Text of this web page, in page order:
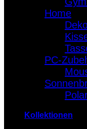
Home
PC-
Kollektionen